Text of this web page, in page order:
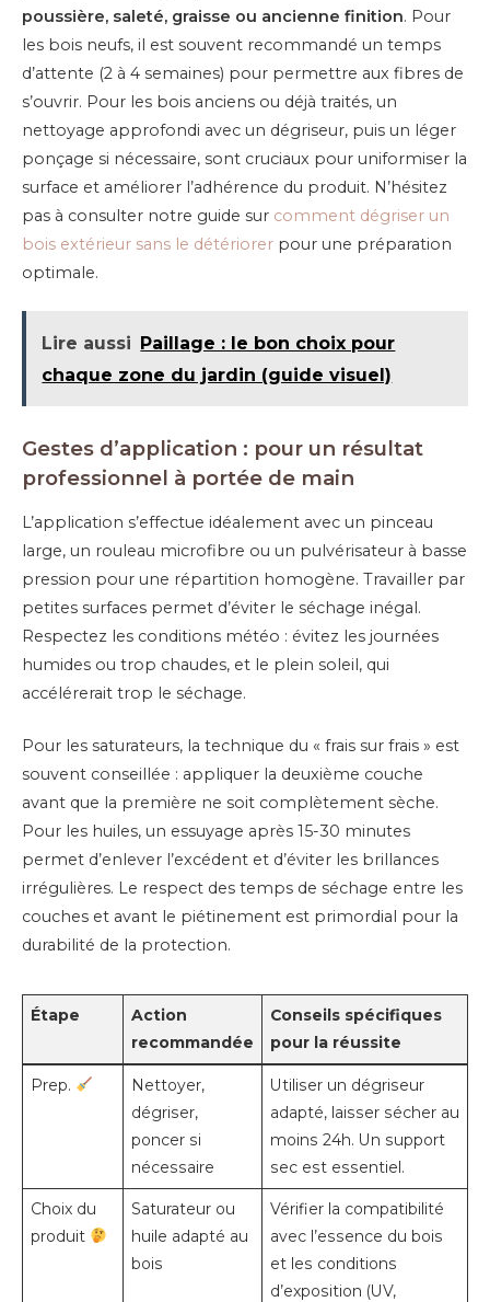
poussière, saleté, graisse ou ancienne finition. Pour
les bois neufs, il est souvent recommandé un temps
d’attente (2 à 4 semaines) pour permettre aux fibres de
s’ouvrir. Pour les bois anciens ou déjà traités, un
nettoyage approfondi avec un dégriseur, puis un léger
ponçage si nécessaire, sont cruciaux pour uniformiser la
surface et améliorer l’adhérence du produit. N’hésitez
pas à consulter notre guide sur comment dégriser un
bois extérieur sans le détériorer pour une préparation
optimale.
Lire aussi Paillage : le bon choix pour
chaque zone du jardin (guide visuel)
Gestes d’application : pour un résultat
professionnel à portée de main
L’application s’effectue idéalement avec un pinceau
large, un rouleau microfibre ou un pulvérisateur à basse
pression pour une répartition homogène. Travailler par
petites surfaces permet d’éviter le séchage inégal.
Respectez les conditions météo : évitez les journées
humides ou trop chaudes, et le plein soleil, qui
accélérerait trop le séchage.
Pour les saturateurs, la technique du « frais sur frais » est
souvent conseillée : appliquer la deuxième couche
avant que la première ne soit complètement sèche.
Pour les huiles, un essuyage après 15-30 minutes
permet d’enlever l’excédent et d’éviter les brillances
irrégulières. Le respect des temps de séchage entre les
couches et avant le piétinement est primordial pour la
durabilité de la protection.
Étape
Action
recommandée
Conseils spécifiques
pour la réussite
Prep.
Nettoyer,
dégriser,
poncer si
nécessaire
Utiliser un dégriseur
adapté, laisser sécher au
moins 24h. Un support
sec est essentiel.
Choix du
produit
Saturateur ou
huile adapté au
bois
Vérifier la compatibilité
avec l’essence du bois
et les conditions
d’exposition (UV,